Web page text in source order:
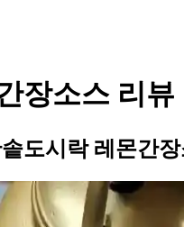
장소스 리뷰
도시락 레몬간